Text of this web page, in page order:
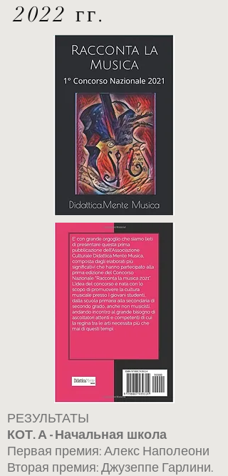
2022 гг.
РЕЗУЛЬТАТЫ
КОТ. А - Начальная школа
Первая премия: Алекс Наполеони
Вторая премия: Джузеппе Гарлини.